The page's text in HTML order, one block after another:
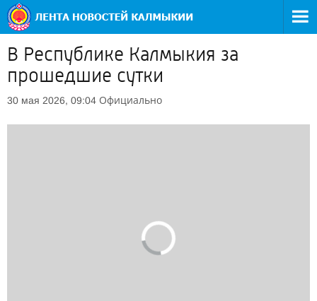
В Республике Калмыкия за
прошедшие сутки
30 мая 2026, 09:04 Официально